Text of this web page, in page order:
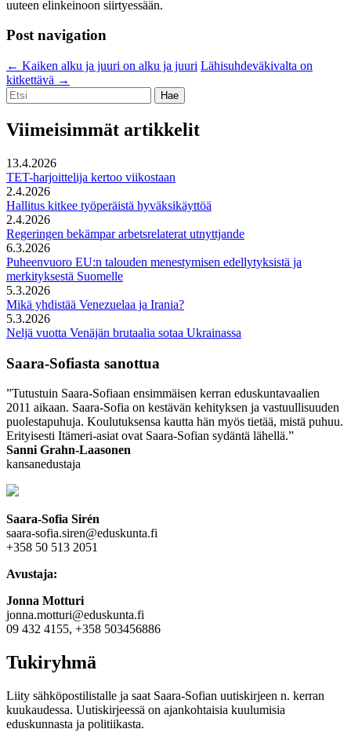
uuteen elinkeinoon siirtyessään.
Post navigation
← Kaiken alku ja juuri on alku ja juuri Lähisuhdeväkivalta on
kitkettävä →
Etsi:
Viimeisimmät artikkelit
13.4.2026
TET-harjoittelija kertoo viikostaan
2.4.2026
Hallitus kitkee työperäistä hyväksikäyttöä
2.4.2026
Regeringen bekämpar arbetsrelaterat utnyttjande
6.3.2026
Puheenvuoro EU:n talouden menestymisen edellytyksistä ja
merkityksestä Suomelle
5.3.2026
Mikä yhdistää Venezuelaa ja Irania?
5.3.2026
Neljä vuotta Venäjän brutaalia sotaa Ukrainassa
Saara-Sofiasta sanottua
”Tutustuin Saara-Sofiaan ensimmäisen kerran eduskuntavaalien
2011 aikaan. Saara-Sofia on kestävän kehityksen ja vastuullisuuden
puolestapuhuja. Koulutuksensa kautta hän myös tietää, mistä puhuu.
Erityisesti Itämeri-asiat ovat Saara-Sofian sydäntä lähellä.”
Sanni Grahn-Laasonen
kansanedustaja
Saara-Sofia Sirén
saara-sofia.siren@eduskunta.fi
+358 50 513 2051
Avustaja:
Jonna Motturi
jonna.motturi@eduskunta.fi
09 432 4155, +358 503456886
Tukiryhmä
Liity sähköpostilistalle ja saat Saara-Sofian uutiskirjeen n. kerran
kuukaudessa. Uutiskirjeessä on ajankohtaisia kuulumisia
eduskunnasta ja politiikasta.